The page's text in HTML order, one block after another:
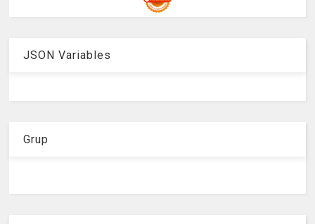
JSON Variables
Grup